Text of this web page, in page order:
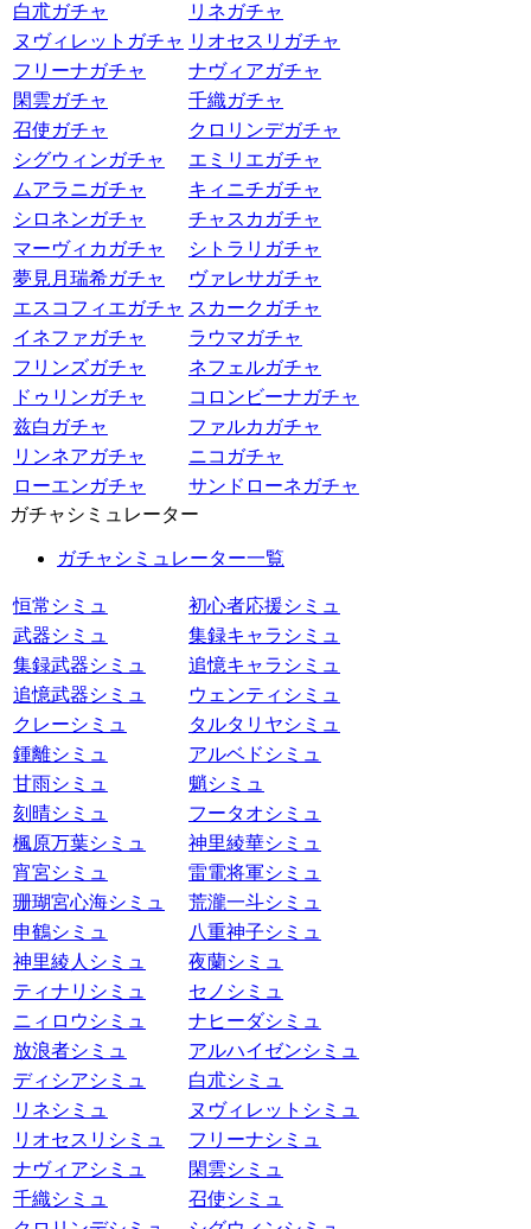
白朮ガチャ
リネガチャ
ヌヴィレットガチャ リオセスリガチャ
フリーナガチャ
ナヴィアガチャ
閑雲ガチャ
千織ガチャ
召使ガチャ
クロリンデガチャ
シグウィンガチャ
エミリエガチャ
ムアラニガチャ
キィニチガチャ
シロネンガチャ
チャスカガチャ
マーヴィカガチャ
シトラリガチャ
夢見月瑞希ガチャ
ヴァレサガチャ
エスコフィエガチャ スカークガチャ
イネファガチャ
ラウマガチャ
フリンズガチャ
ネフェルガチャ
ドゥリンガチャ
コロンビーナガチャ
兹白ガチャ
ファルカガチャ
リンネアガチャ
ニコガチャ
ローエンガチャ
サンドローネガチャ
ガチャシミュレーター
ガチャシミュレーター一覧
恒常シミュ
初心者応援シミュ
武器シミュ
集録キャラシミュ
集録武器シミュ
追憶キャラシミュ
追憶武器シミュ
ウェンティシミュ
クレーシミュ
タルタリヤシミュ
鍾離シミュ
アルベドシミュ
甘雨シミュ
魈シミュ
刻晴シミュ
フータオシミュ
楓原万葉シミュ
神里綾華シミュ
宵宮シミュ
雷電将軍シミュ
珊瑚宮心海シミュ
荒瀧一斗シミュ
申鶴シミュ
八重神子シミュ
神里綾人シミュ
夜蘭シミュ
ティナリシミュ
セノシミュ
ニィロウシミュ
ナヒーダシミュ
放浪者シミュ
アルハイゼンシミュ
ディシアシミュ
白朮シミュ
リネシミュ
ヌヴィレットシミュ
リオセスリシミュ
フリーナシミュ
ナヴィアシミュ
閑雲シミュ
千織シミュ
召使シミュ